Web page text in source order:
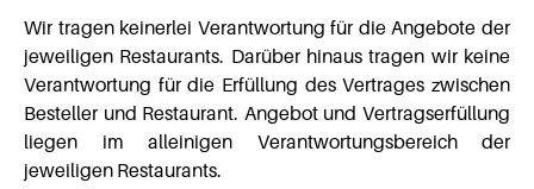
Wir tragen keinerlei Verantwortung für die Angebote der
jeweiligen Restaurants. Darüber hinaus tragen wir keine
Verantwortung für die Erfüllung des Vertrages zwischen
Besteller und Restaurant. Angebot und Vertragserfüllung
liegen im alleinigen Verantwortungsbereich der
jeweiligen Restaurants.